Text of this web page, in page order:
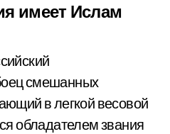
имеет Ислам
смешанных
в легкой весовой
обладателем звания